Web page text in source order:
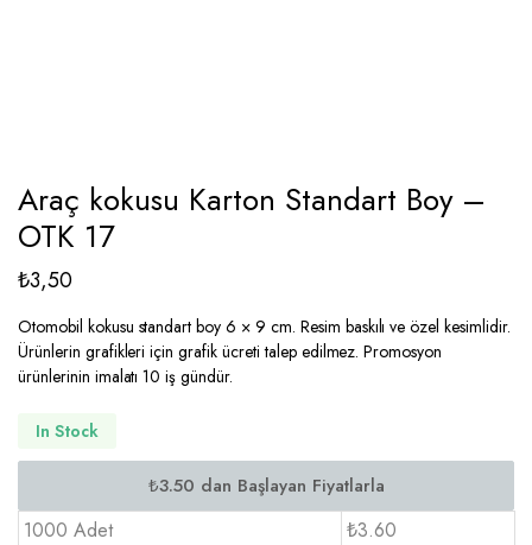
Araç kokusu Karton Standart Boy –
OTK 17
₺3,50
Otomobil kokusu standart boy 6 × 9 cm. Resim baskılı ve özel kesimlidir.
Ürünlerin grafikleri için grafik ücreti talep edilmez. Promosyon
ürünlerinin imalatı 10 iş gündür.
In Stock
1000 Adet
₺3.60